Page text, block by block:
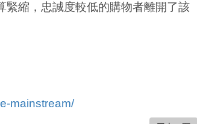
縮，忠誠度較低的購物者離開了該
mainstream/